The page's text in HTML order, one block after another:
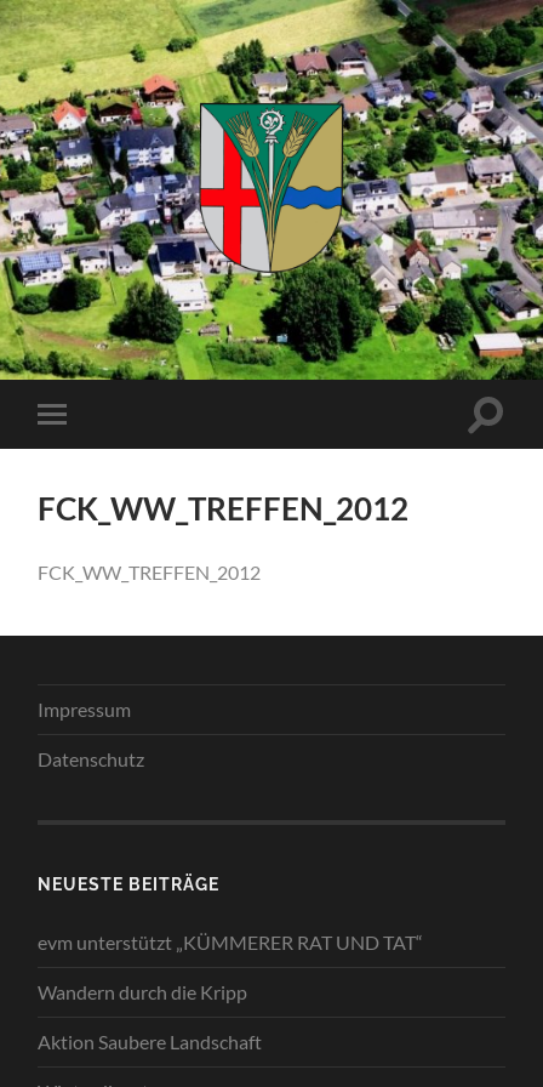
Kuhnhöfen
Mobile-
Menü
FCK_WW_TREFFEN_2012
FCK_WW_TREFFEN_2012
Impressum
Datenschutz
NEUESTE BEITRÄGE
evm unterstützt „KÜMMERER RAT UND TAT“
Wandern durch die Kripp
Aktion Saubere Landschaft